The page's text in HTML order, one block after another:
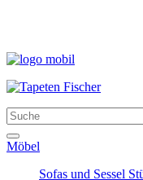
Möbel
Sofas und Sessel